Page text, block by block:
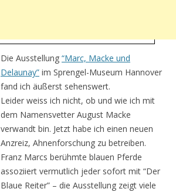
Die Ausstellung “Marc, Macke und
Delaunay” im Sprengel-Museum Hannover
fand ich äußerst sehenswert.
Leider weiss ich nicht, ob und wie ich mit
dem Namensvetter August Macke
verwandt bin. Jetzt habe ich einen neuen
Anzreiz, Ahnenforschung zu betreiben.
Franz Marcs berühmte blauen Pferde
assoziiert vermutlich jeder sofort mit “Der
Blaue Reiter” – die Ausstellung zeigt viele